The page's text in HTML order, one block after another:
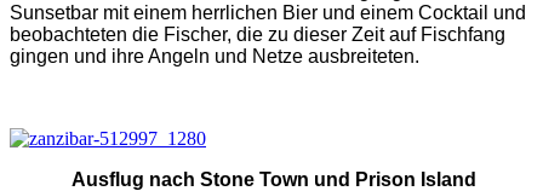
Sunsetbar mit einem herrlichen Bier und einem Cocktail und
beobachteten die Fischer, die zu dieser Zeit auf Fischfang
gingen und ihre Angeln und Netze ausbreiteten.
Ausflug nach Stone Town und Prison Island